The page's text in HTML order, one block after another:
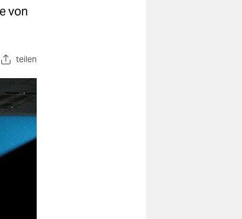
von
teilen